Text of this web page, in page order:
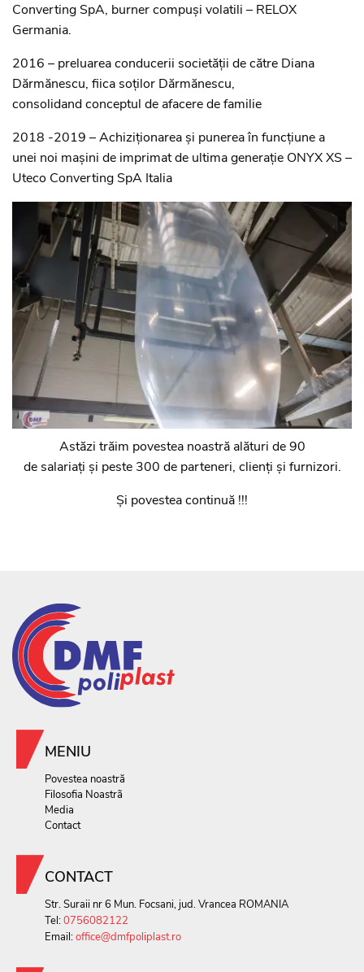
Converting SpA, burner compuși volatili – RELOX
Germania.
2016 – preluarea conducerii societății de către Diana
Dărmănescu, fiica soților Dărmănescu,
consolidand conceptul de afacere de familie
2018 -2019 – Achiziționarea și punerea în funcțiune a
unei noi mașini de imprimat de ultima generație ONYX XS –
Uteco Converting SpA Italia
Astăzi trăim povestea noastră alături de 90
de salariați și peste 300 de parteneri, clienți și furnizori.
Și povestea continuă !!!
MENIU
Povestea noastră
Filosofia Noastrã
Media
Contact
CONTACT
Str. Suraii nr 6 Mun. Focsani, jud. Vrancea ROMANIA
Tel:0756082122
Email:office@dmfpoliplast.ro